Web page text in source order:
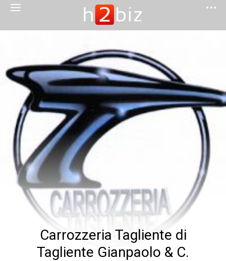
Carrozzeria Tagliente di
Tagliente Gianpaolo & C.